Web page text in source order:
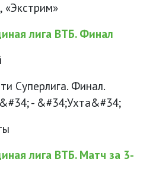
«Экстрим»
лига ВТБ. Финал
Суперлига. Финал.
- &#34;Ухта&#34;
лига ВТБ. Матч за 3-